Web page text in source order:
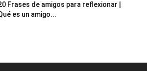
Frases de amigos para reflexionar |
es un amigo...